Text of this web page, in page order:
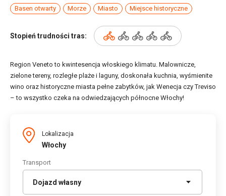
Basen otwarty Morze Miasto Miejsce historyczne
Stopień trudności tras:
Region Veneto to kwintesencja włoskiego klimatu. Malownicze,
zielone tereny, rozległe plaże i laguny, doskonała kuchnia, wyśmienite
wino oraz historyczne miasta pełne zabytków, jak Wenecja czy Treviso
– to wszystko czeka na odwiedzających północne Włochy!
Lokalizacja
Włochy
Transport